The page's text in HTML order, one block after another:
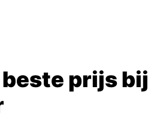
prijs bij